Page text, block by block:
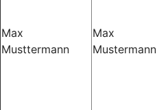
Max
Musttermann
Max
Mustermann